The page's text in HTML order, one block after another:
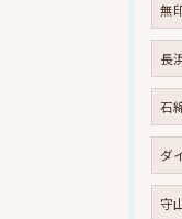
無
長
石
ダ
守